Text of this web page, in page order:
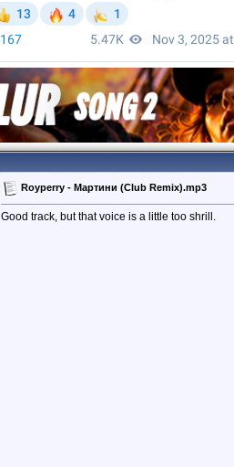
Royperry - Мартини (Club Remix).mp3
Good track, but that voice is a little too shrill.